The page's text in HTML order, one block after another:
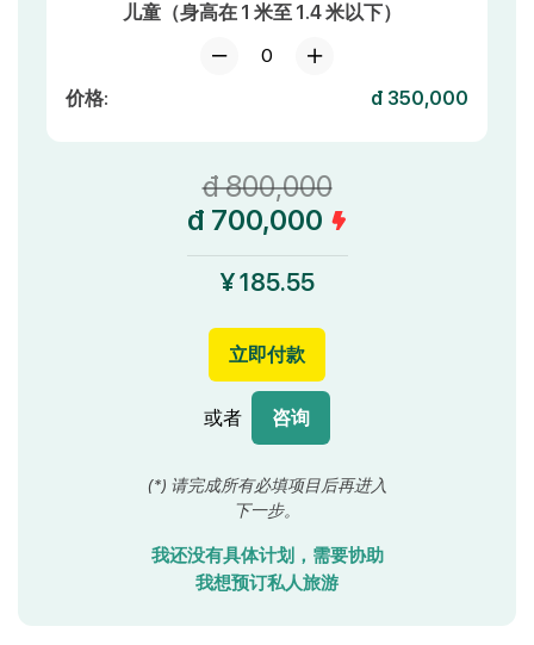
儿童（身高在 1 米至 1.4 米以下）
0
价格:
đ 350,000
đ 800,000
đ 700,000
¥ 185.55
立即付款
或者 咨询
(*) 请完成所有必填项目后再进入
下一步。
我还没有具体计划，需要协助
我想预订私人旅游